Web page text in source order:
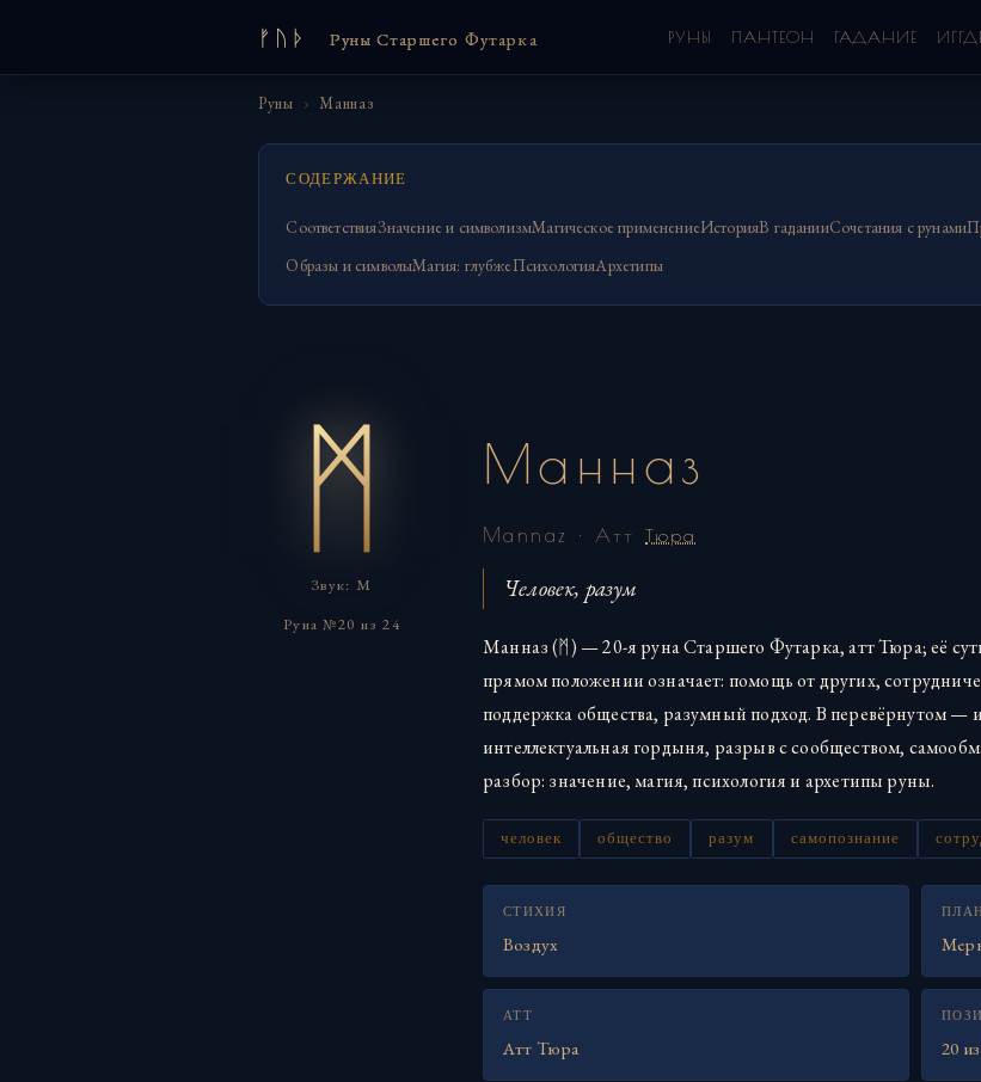
ᚠᚢᚦ Руны Старшего Футарка РУНЫ ПАНТЕОН ГАДАНИЕ
Руны › Манназ
СОДЕРЖАНИЕ
СоответствияЗначение и символизмМагическое применениеИсторияВ гаданииСочетания с рунами
Образы и символыМагия: глубжеПсихологияАрхетипы
ᛗ
Звук: M
Руна №20 из 24
Манназ
Mannaz · АттТюра
Человек, разум
Манназ (ᛗ) — 20-я руна Старшего Футарка, атт Тюра; её
прямом положении означает: помощь от других,
поддержка общества, разумный подход. В перевёрнутом —
интеллектуальная гордыня, разрыв с сообществом,
разбор: значение, магия, психология и архетипы руны.
человек общество разум самопознание
СТИХИЯ
Воздух
АТТ
Атт Тюра 20